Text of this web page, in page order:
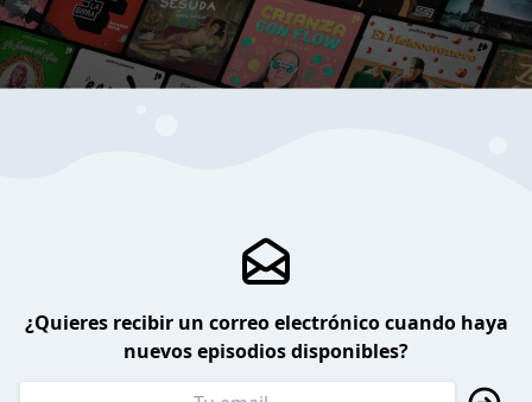
¿Quieres recibir un correo electrónico cuando haya
nuevos episodios disponibles?